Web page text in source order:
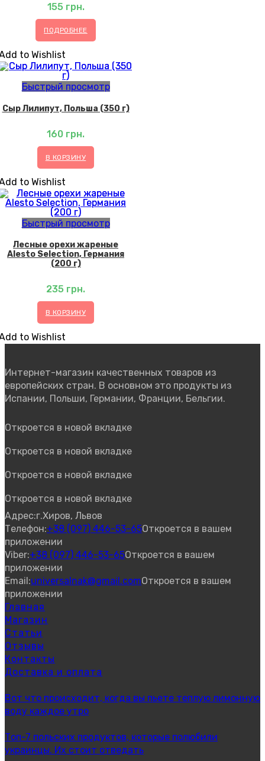
155 грн.
ПОДРОБНЕЕ
to Wishlist
Быстрый просмотр
Сыр Лилипут, Польша (350 г)
160 грн.
В КОРЗИНУ
to Wishlist
Быстрый просмотр
Лесные орехи жареные
Alesto Selection, Германия
(200 г)
235 грн.
В КОРЗИНУ
to Wishlist
Интернет-магазин качественных товаров из
европейских стран. В основном это продукты из
Испании, Польши, Германии, Франции, Бельгии.
Откроется в новой вкладке
Откроется в новой вкладке
Откроется в новой вкладке
Откроется в новой вкладке
Адрес:г.Хиров, Львов
Телефон:+38 (097) 446-53-65Откроется в вашем
приложении
Viber:+38 (097) 446-53-65Откроется в вашем
приложении
Email:universalnak@gmail.comОткроется в вашем
приложении
Главная
Магазин
Статьи
Отзывы
Контакты
Доставка и оплата
Вот что происходит, когда вы пьете теплую лимонную
воду каждое утро
Топ-7 польских продуктов, которые полюбили
украинцы. Их стоит отведать